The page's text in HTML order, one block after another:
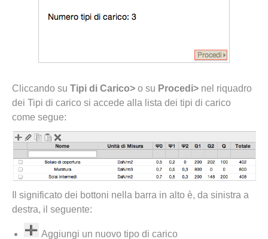
Cliccando su Tipi di Carico> o su Procedi> nel riquadro
dei Tipi di carico si accede alla lista dei tipi di carico
come segue:
Il significato dei bottoni nella barra in alto è, da sinistra a
destra, il seguente:
Aggiungi un nuovo tipo di carico